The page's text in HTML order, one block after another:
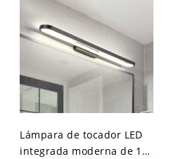
Lámpara de tocador LED
integrada moderna de 16"